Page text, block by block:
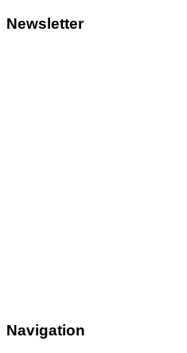
Newsletter
Navigation